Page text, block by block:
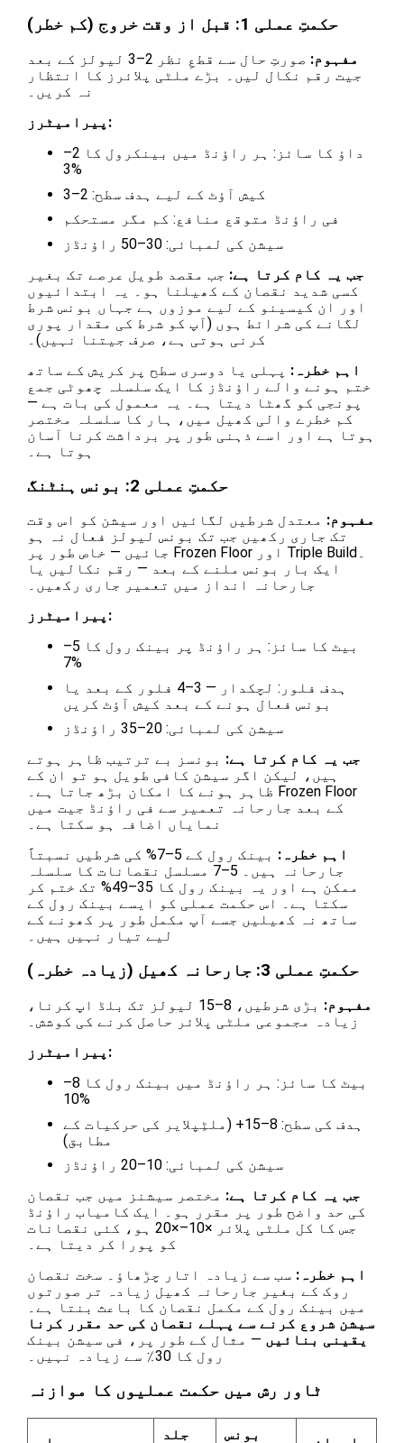
حکمتِ عملی 1: قبل از وقت خروج (کم خطر)
مفہوم:
صورتِ حال سے قطعِ نظر 2–3 لیولز کے بعد
جیت رقم نکال لیں۔ بڑے ملٹی پلائرز کا انتظار
نہ کریں۔
پیرامیٹرز:
داؤ کا سائز: ہر راؤنڈ میں بینکرول کا 2–
3%
کیش آؤٹ کے لیے ہدف سطح: 2–3
فی راؤنڈ متوقع منافع: کم مگر مستحکم
سیشن کی لمبائی: 30–50 راؤنڈز
جب یہ کام کرتا ہے: جب مقصد طویل عرصے تک بغیر
کسی شدید نقصان کے کھیلنا ہو۔ یہ ابتدائیوں
اور ان کیسینو کے لیے موزوں ہے جہاں بونس شرط
لگانے کی شرائط ہوں (آپ کو شرط کی مقدار پوری
کرنی ہوتی ہے، صرف جیتنا نہیں)۔
اہم خطرہ: پہلی یا دوسری سطح پر کریش کے ساتھ
ختم ہونے والے راؤنڈز کا ایک سلسلہ چھوٹی جمع
پونجی کو گھٹا دیتا ہے۔ یہ معمول کی بات ہے —
کم خطرے والی کھیل میں، ہار کا سلسلہ مختصر
ہوتا ہے اور اسے ذہنی طور پر برداشت کرنا آسان
ہوتا ہے۔
حکمتِ عملی 2: بونس ہنٹنگ
مفہوم: معتدل شرطیں لگائیں اور سیشن کو اس وقت
تک جاری رکھیں جب تک بونس لیولز فعال نہ ہو
جائیں — خاص طور پر Frozen Floor اور Triple Build۔
ایک بار بونس ملنے کے بعد — رقم نکالیں یا
جارحانہ انداز میں تعمیر جاری رکھیں۔
پیرامیٹرز:
بیٹ کا سائز: ہر راؤنڈ پر بینک رول کا 5–
7%
ہدف فلور: لچکدار — 3–4 فلور کے بعد یا
بونس فعال ہونے کے بعد کیش آؤٹ کریں
سیشن کی لمبائی: 20–35 راؤنڈز
جب یہ کام کرتا ہے: بونسز بے ترتیب ظاہر ہوتے
ہیں، لیکن اگر سیشن کافی طویل ہو تو ان کے
ظاہر ہونے کا امکان بڑھ جاتا ہے۔ Frozen Floor
کے بعد جارحانہ تعمیر سے فی راؤنڈ جیت میں
نمایاں اضافہ ہو سکتا ہے۔
اہم خطرہ:
بینک رول کے 5–7% کی شرطیں نسبتاً
جارحانہ ہیں۔ 5–7 مسلسل نقصانات کا سلسلہ
ممکن ہے اور یہ بینک رول کا 35–49% تک ختم کر
سکتا ہے۔ اس حکمت عملی کو ایسے بینک رول کے
ساتھ نہ کھیلیں جسے آپ مکمل طور پر کھونے کے
لیے تیار نہیں ہیں۔
حکمتِ عملی 3: جارحانہ کھیل (زیادہ خطرہ)
مفہوم:
بڑی شرطیں، 8–15 لیولز تک بلڈ اپ کرنا،
زیادہ مجموعی ملٹی پلائر حاصل کرنے کی کوشش۔
پیرامیٹرز:
بیٹ کا سائز: ہر راؤنڈ میں بینک رول کا 8–
10%
ہدف کی سطح: 8–15+ (ملٹِپلایر کی حرکیات کے
مطابق)
سیشن کی لمبائی: 10–20 راؤنڈز
جب یہ کام کرتا ہے: مختصر سیشنز میں جب نقصان
کی حد واضح طور پر مقرر ہو۔ ایک کامیاب راؤنڈ
جس کا کل ملٹی پلائر ×10–×20 ہو، کئی نقصانات
کو پورا کر دیتا ہے۔
اہم خطرہ: سب سے زیادہ اتار چڑھاؤ۔ سخت نقصان
روک کے بغیر جارحانہ کھیل زیادہ تر صورتوں
میں بینک رول کے مکمل نقصان کا باعث بنتا ہے۔
سیشن شروع کرنے سے پہلے نقصان کی حد مقرر کرنا
یقینی بنائیں — مثال کے طور پر، فی سیشن بینک
رول کا 30٪ سے زیادہ نہیں۔
ٹاور رش میں حکمت عملیوں کا موازنہ
جلد
بونس